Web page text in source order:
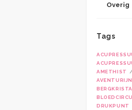
Overig
Tags
AMETHIST
AVENTURIJN
DRUKPUNT